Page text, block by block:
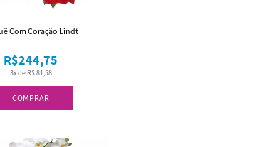
COMPRAR
3x de R$ 81,58
R$244,75
Com Coração Lindt